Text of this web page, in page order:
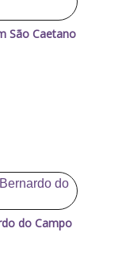
São Caetano
do Campo